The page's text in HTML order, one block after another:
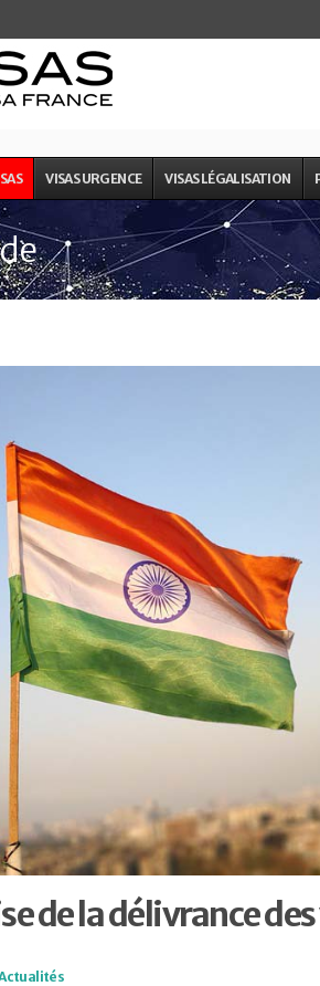
VISAS URGENCE VISAS LÉGALISATION
de la délivrance